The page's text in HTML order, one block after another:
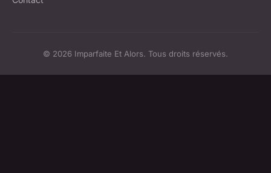
© 2026 Imparfaite Et Alors. Tous droits réservés.